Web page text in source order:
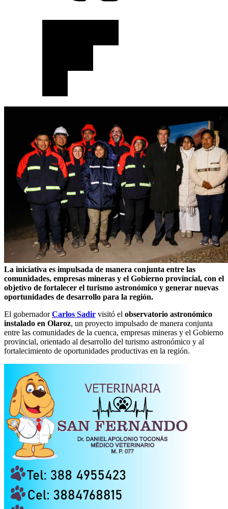
La iniciativa es impulsada de manera conjunta entre las
comunidades, empresas mineras y el Gobierno provincial, con el
objetivo de fortalecer el turismo astronómico y generar nuevas
oportunidades de desarrollo para la región.
El gobernadorCarlos Sadir visitó el observatorio astronómico
instalado en Olaroz, un proyecto impulsado de manera conjunta
entre las comunidades de la cuenca, empresas mineras y el Gobierno
provincial, orientado al desarrollo del turismo astronómico y al
fortalecimiento de oportunidades productivas en la región.